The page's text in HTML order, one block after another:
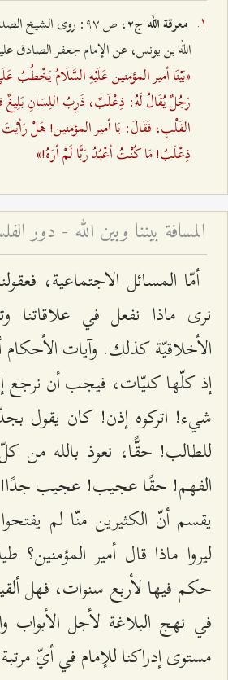
معرقة الله ج٢
، ص ٩۷: روى
الله بن يونس، عن الإمام جعفر الصادق
«بَيْنَا أمير المؤمنين عَلَيْهِ السَّلَامُ يَخْطُبُ
رَجُلٌ يُقَالُ لَهُ: ذِعْلَبٌ، ذَرِبُ اللِسَانِ
القَلْبِ، فَقَالَ: يَا أمير المؤمنين! هَلْ
ذِعْلَبُ! مَا كُنْتُ أعْبُدُ رَبًّا لَمْ أرَهُ!»
أمّا المسائل الاجتماعية،
نرى ماذا نفعل في علاقاتنا
الأخلاقيّة كذلك. وآيات الأحكام
إذ كلّها كليّات، فيجب أن نرجع
شيء! اتركوه إذن! كان يقول
للطالب! حقًّا، نعوذ بالله من
الفهم! حقًا عجيب! عجيب جدًا!
يقسم أنّ الكثيرين منّا لم
ليروا ماذا قال أمير المؤمنين؟
حكم فيها لأربع سنوات، فهل
في نهج البلاغة لأجل الأبواب
مستوى إدراكنا للإمام في أيّ